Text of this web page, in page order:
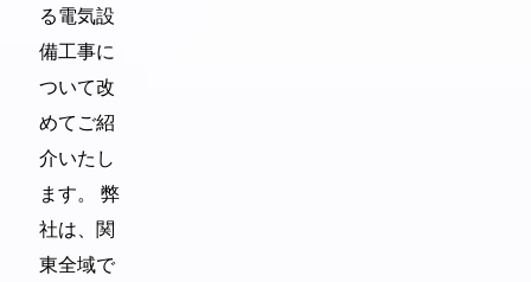
る電気設
備工事に
ついて改
めてご紹
介いたし
ます。 弊
社は、関
東全域で